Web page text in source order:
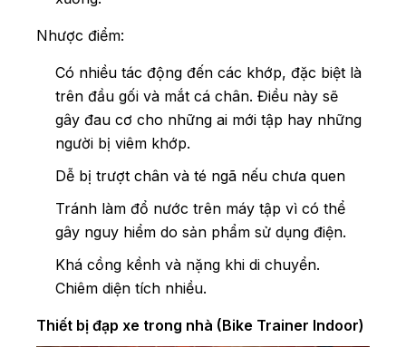
Nhược điểm:
Có nhiều tác động đến các khớp, đặc biệt là
trên đầu gối và mắt cá chân. Điều này sẽ
gây đau cơ cho những ai mới tập hay những
người bị viêm khớp.
Dễ bị trượt chân và té ngã nếu chưa quen
Tránh làm đổ nước trên máy tập vì có thể
gây nguy hiểm do sản phẩm sử dụng điện.
Khá cồng kềnh và nặng khi di chuyển.
Chiêm diện tích nhiều.
Thiết bị đạp xe trong nhà (Bike Trainer Indoor)